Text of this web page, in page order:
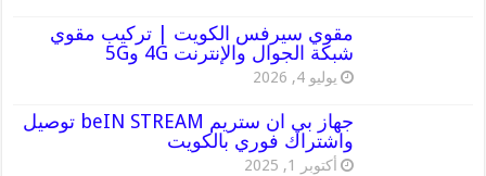
مقوي سيرفس الكويت | تركيب مقوي
شبكة الجوال والإنترنت 4G و5G
يوليو 4, 2026
جهاز بي ان ستريم beIN STREAM توصيل
واشتراك فوري بالكويت
أكتوبر 1, 2025